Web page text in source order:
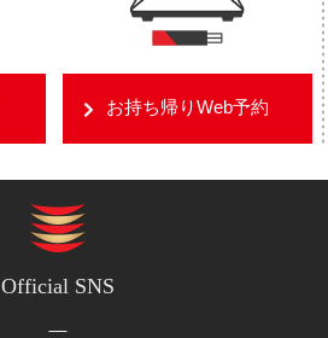
お持ち帰りWeb予約
Official SNS